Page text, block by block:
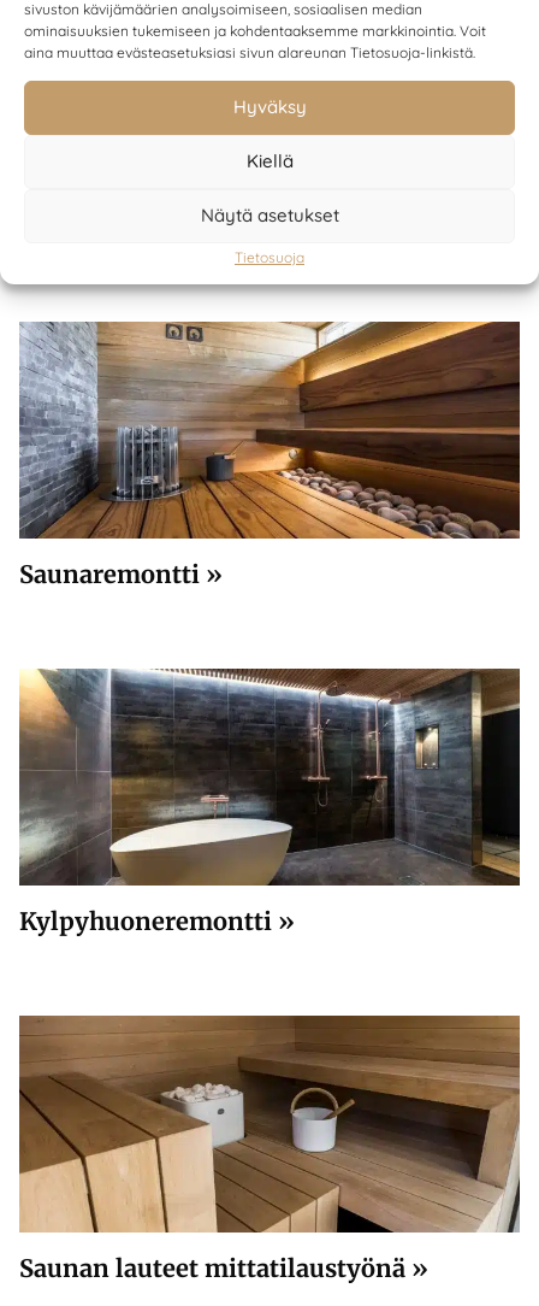
sivuston kävijämäärien analysoimiseen, sosiaalisen median
ominaisuuksien tukemiseen ja kohdentaaksemme markkinointia. Voit
aina muuttaa evästeasetuksiasi sivun alareunan Tietosuoja-linkistä.
Hyväksy
Kiellä
Näytä asetukset
Tietosuoja
materiaalilaskennan.
Lue lisää »
Palveluihimme kuuluvat mm.
Saunaremontti »
Kylpyhuoneremontti »
Saunan lauteet mittatilaustyönä »